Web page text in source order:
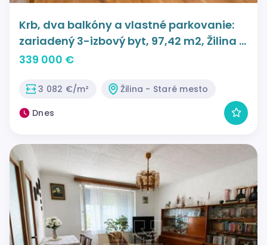
Krb, dva balkóny a vlastné parkovanie:
zariadený 3-izbový byt, 97,42 m2, Žilina -
Staré mesto, Cena: 339.000€
339 000 €
3 082 €/m²
Žilina - Staré mesto
Dnes